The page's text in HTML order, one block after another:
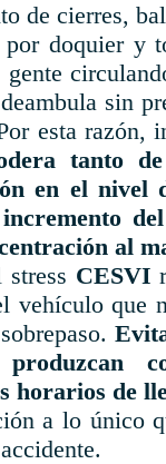
de cierres,
por doquier y
sin
esta razón,
tanto
en el nivel
al
CESVI
vehículo que
horarios de
a lo único